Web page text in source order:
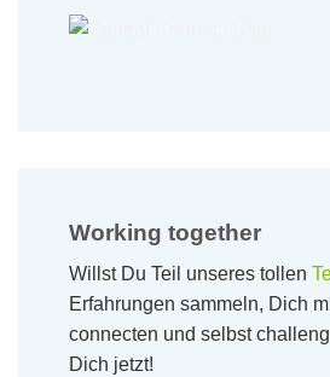
Working together
Willst Du Teil unseres tollen
Erfahrungen sammeln, Dich
connecten und selbst
Dich jetzt!